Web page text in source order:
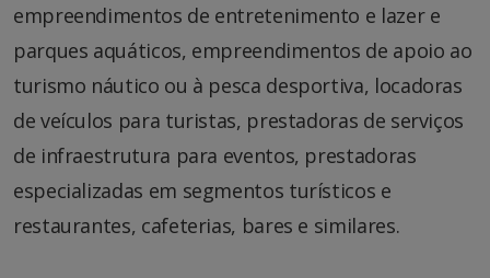
empreendimentos de entretenimento e lazer e
parques aquáticos, empreendimentos de apoio ao
turismo náutico ou à pesca desportiva, locadoras
de veículos para turistas, prestadoras de serviços
de infraestrutura para eventos, prestadoras
especializadas em segmentos turísticos e
restaurantes, cafeterias, bares e similares.